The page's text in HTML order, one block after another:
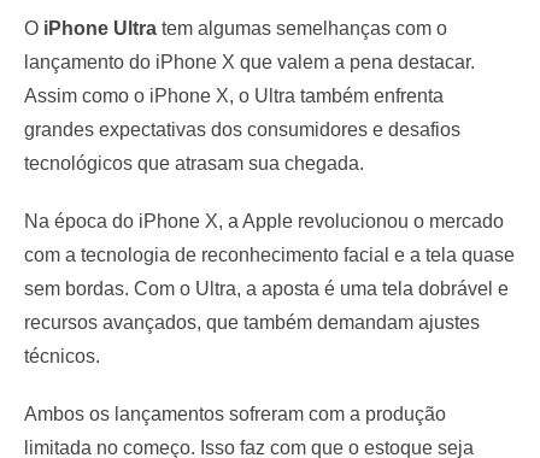
O iPhone Ultra tem algumas semelhanças com o
lançamento do iPhone X que valem a pena destacar.
Assim como o iPhone X, o Ultra também enfrenta
grandes expectativas dos consumidores e desafios
tecnológicos que atrasam sua chegada.
Na época do iPhone X, a Apple revolucionou o mercado
com a tecnologia de reconhecimento facial e a tela quase
sem bordas. Com o Ultra, a aposta é uma tela dobrável e
recursos avançados, que também demandam ajustes
técnicos.
Ambos os lançamentos sofreram com a produção
limitada no começo. Isso faz com que o estoque seja